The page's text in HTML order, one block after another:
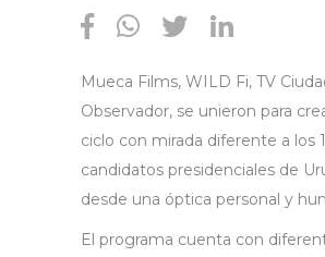
Mueca Films, WILD Fi, TV
Observador, se unieron para
ciclo con mirada diferente a los
candidatos presidenciales de
desde una óptica personal y
El programa cuenta con